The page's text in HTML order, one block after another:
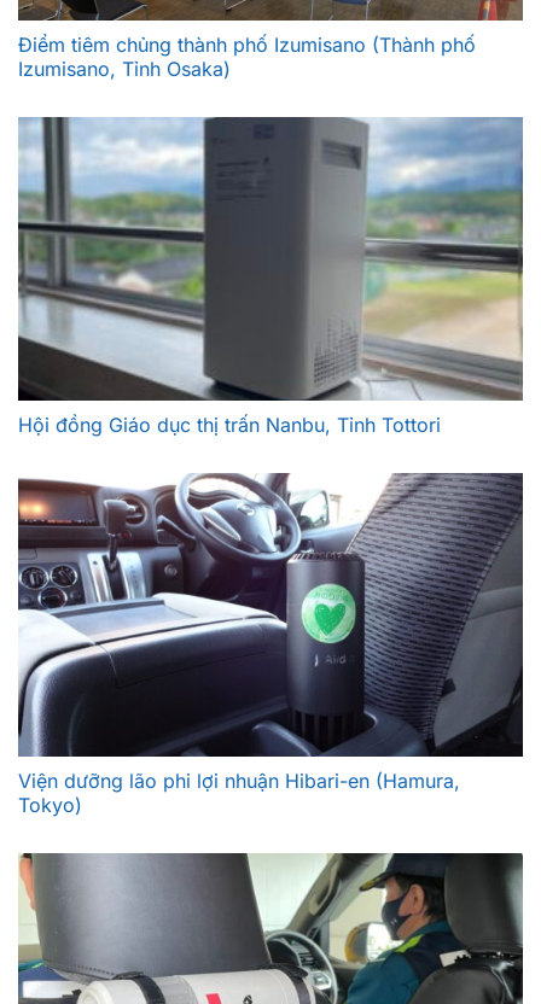
Điểm tiêm chủng thành phố Izumisano (Thành phố
Izumisano, Tỉnh Osaka)
Hội đồng Giáo dục thị trấn Nanbu, Tỉnh Tottori
Viện dưỡng lão phi lợi nhuận Hibari-en (Hamura,
Tokyo)